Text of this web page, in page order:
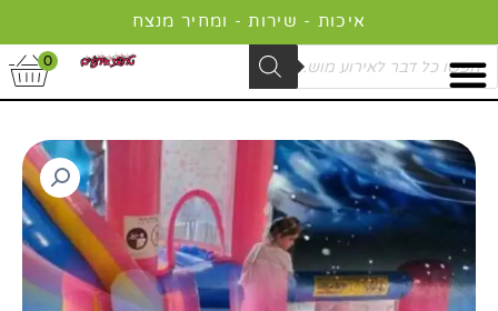
לתוכן
איכות - שירות - ומחיר מנצח
search
0
טווח
מחירים:
עד
כמות
של
מתנפח
חד
לאירועים